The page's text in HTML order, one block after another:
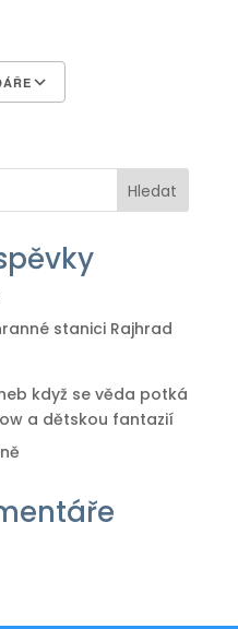
Hledat
stanici Rajhrad
když se věda potká
a dětskou fantazií